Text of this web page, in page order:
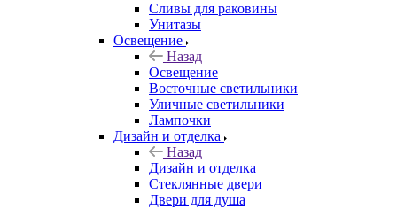
Сливы для раковины
Унитазы
Освещение
Назад
Освещение
Восточные светильники
Уличные светильники
Лампочки
Дизайн и отделка
Назад
Дизайн и отделка
Стеклянные двери
Двери для душа